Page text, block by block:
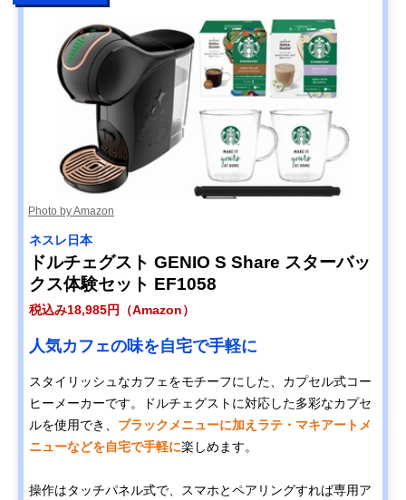
Photo by Amazon
ネスレ日本
ドルチェグスト GENIO S Share スターバッ
クス体験セット EF1058
税込み18,985円（Amazon）
人気カフェの味を自宅で手軽に
スタイリッシュなカフェをモチーフにした、カプセル式コー
ヒーメーカーです。ドルチェグストに対応した多彩なカプセ
ルを使用でき、 ブラックメニューに加えラテ・マキアートメ
ニューなどを自宅で手軽に楽しめます。
操作はタッチパネル式で、スマホとペアリングすれば専用ア